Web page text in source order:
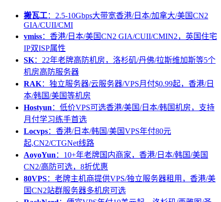
搬瓦工：2.5-10Gbps大带宽香港/日本/加拿大/美国CN2
GIA/CUII/CMI
vmiss：香港/日本/美国CN2 GIA/CUII/CMIN2，英国住宅
IP双ISP属性
SK：22年老牌高防机房，洛杉矶/丹佛/拉斯维加斯等5个
机房高防服务器
RAK：独立服务器/云服务器/VPS月付$0.99起，香港/日
本/韩国/美国等机房
Hostyun ：低价VPS可选香港/美国/日本/韩国机房，支持
月付学习练手首选
Locvps：香港/日本/韩国/美国VPS年付80元
起,CN2/CTGNet线路
AoyoYun ：10+年老牌国内商家，香港/日本/韩国/美国
CN2/高防可选，8折优惠
80VPS：老牌主机商提供VPS/独立服务器租用，香港/美
国CN2站群服务器多机房可选